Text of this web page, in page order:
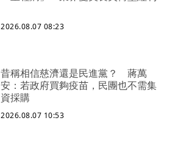
2026.08.07 08:23
昔稱相信慈濟還是民進黨？ 蔣萬
安：若政府買夠疫苗，民團也不需集
資採購
2026.08.07 10:53